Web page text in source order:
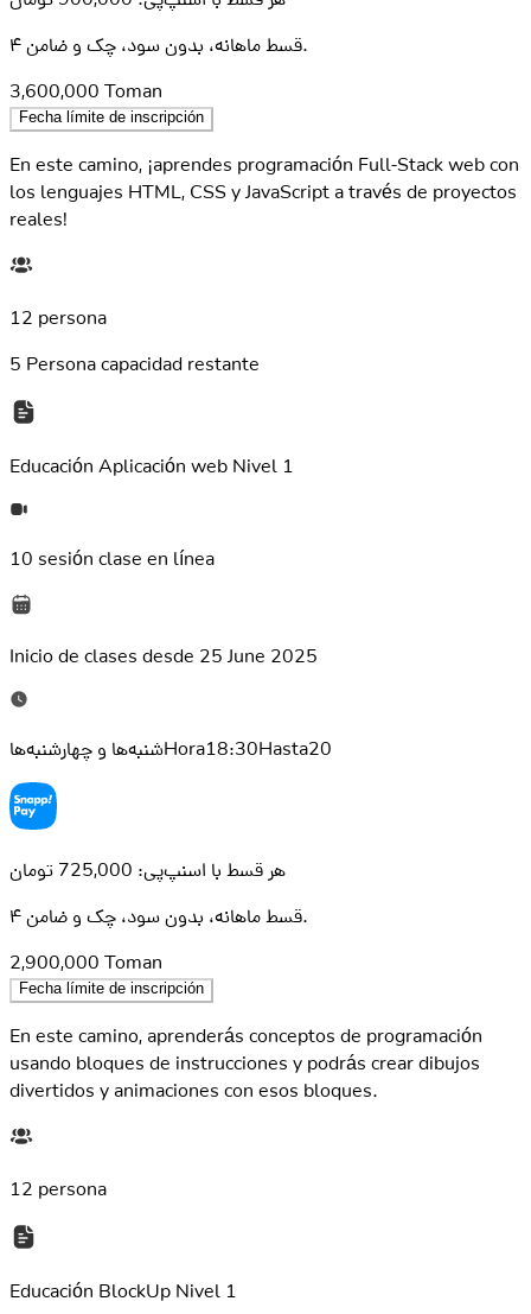
3,600,000 Toman
Fecha límite de inscripción
En este camino, ¡aprendes programación Full-Stack web con
los lenguajes HTML, CSS y JavaScript a través de proyectos
reales!
12 persona
5 Persona capacidad restante
Educación Aplicación web Nivel 1
10 sesión clase en línea
Inicio de clases desde 25 June 2025
شنبه‌ها و چهارشنبه‌هاHora18:30Hasta20
هر قسط با اسنپ‌پی: 725,000 تومان
2,900,000 Toman
Fecha límite de inscripción
En este camino, aprenderás conceptos de programación
usando bloques de instrucciones y podrás crear dibujos
divertidos y animaciones con esos bloques.
12 persona
Educación BlockUp Nivel 1